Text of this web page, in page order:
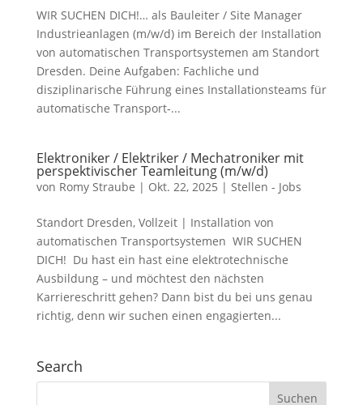
WIR SUCHEN DICH!… als Bauleiter / Site Manager
Industrieanlagen (m/w/d) im Bereich der Installation
von automatischen Transportsystemen am Standort
Dresden. Deine Aufgaben: Fachliche und
disziplinarische Führung eines Installationsteams für
automatische Transport‑...
Elektroniker / Elektriker / Mechatroniker mit
perspektivischer Teamleitung (m/w/d)
von Romy Straube | Okt. 22, 2025 | Stellen - Jobs
Standort Dresden, Vollzeit | Installation von
automatischen Transportsystemen WIR SUCHEN
DICH! Du hast ein hast eine elektrotechnische
Ausbildung – und möchtest den nächsten
Karriereschritt gehen? Dann bist du bei uns genau
richtig, denn wir suchen einen engagierten...
Search